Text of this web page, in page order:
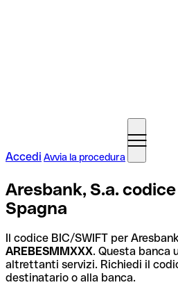
Accedi Avvia la procedura
Aresbank, S.a.
Spagna
Il codice BIC/SWIFT per
AREBESMMXXX. Questa banca
altrettanti servizi. Richiedi il
destinatario o alla banca.